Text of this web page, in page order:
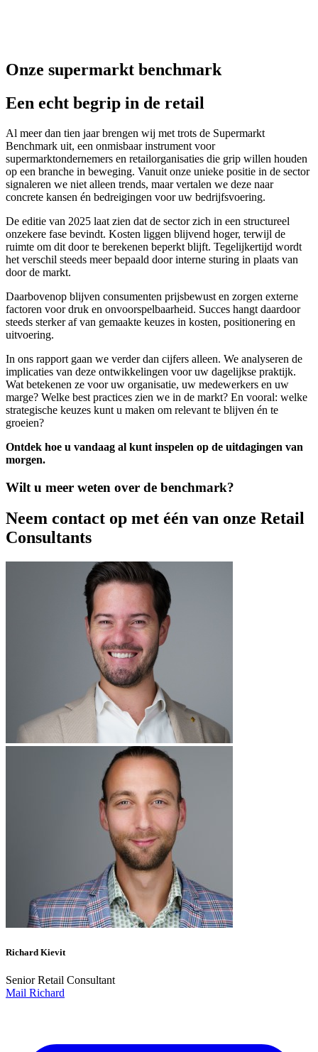
Onze supermarkt benchmark
Een echt begrip in de retail
Al meer dan tien jaar brengen wij met trots de Supermarkt
Benchmark uit, een onmisbaar instrument voor
supermarktondernemers en retailorganisaties die grip willen houden
op een branche in beweging. Vanuit onze unieke positie in de sector
signaleren we niet alleen trends, maar vertalen we deze naar
concrete kansen én bedreigingen voor uw bedrijfsvoering.
De editie van 2025 laat zien dat de sector zich in een structureel
onzekere fase bevindt. Kosten liggen blijvend hoger, terwijl de
ruimte om dit door te berekenen beperkt blijft. Tegelijkertijd wordt
het verschil steeds meer bepaald door interne sturing in plaats van
door de markt.
Daarbovenop blijven consumenten prijsbewust en zorgen externe
factoren voor druk en onvoorspelbaarheid. Succes hangt daardoor
steeds sterker af van gemaakte keuzes in kosten, positionering en
uitvoering.
In ons rapport gaan we verder dan cijfers alleen. We analyseren de
implicaties van deze ontwikkelingen voor uw dagelijkse praktijk.
Wat betekenen ze voor uw organisatie, uw medewerkers en uw
marge? Welke best practices zien we in de markt? En vooral: welke
strategische keuzes kunt u maken om relevant te blijven én te
groeien?
Ontdek hoe u vandaag al kunt inspelen op de uitdagingen van
morgen.
Wilt u meer weten over de benchmark?
Neem contact op met één van onze Retail
Consultants
Richard Kievit
Senior Retail Consultant
Mail Richard